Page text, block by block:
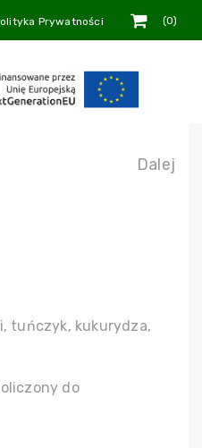
0
Prywatności
Dalej
tuńczyk, kukurydza,
do